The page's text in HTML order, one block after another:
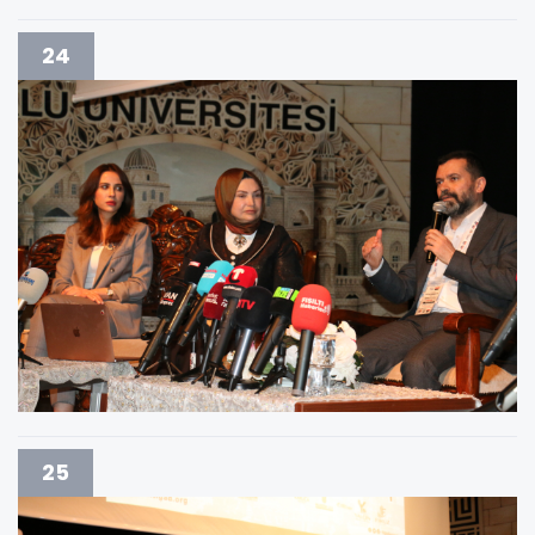
24
25